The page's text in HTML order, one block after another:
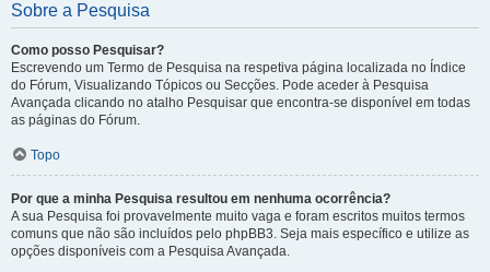
Sobre a Pesquisa
Como posso Pesquisar?
Escrevendo um Termo de Pesquisa na respetiva página localizada no Índice
do Fórum, Visualizando Tópicos ou Secções. Pode aceder à Pesquisa
Avançada clicando no atalho Pesquisar que encontra-se disponível em todas
as páginas do Fórum.
Topo
Por que a minha Pesquisa resultou em nenhuma ocorrência?
A sua Pesquisa foi provavelmente muito vaga e foram escritos muitos termos
comuns que não são incluídos pelo phpBB3. Seja mais específico e utilize as
opções disponíveis com a Pesquisa Avançada.